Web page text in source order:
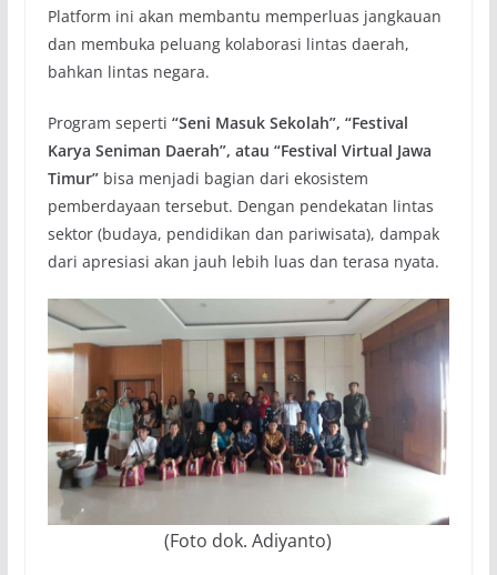
Platform ini akan membantu memperluas jangkauan
dan membuka peluang kolaborasi lintas daerah,
bahkan lintas negara.
Program seperti “Seni Masuk Sekolah”, “Festival
Karya Seniman Daerah”, atau “Festival Virtual Jawa
Timur”bisa menjadi bagian dari ekosistem
pemberdayaan tersebut. Dengan pendekatan lintas
sektor (budaya, pendidikan dan pariwisata), dampak
dari apresiasi akan jauh lebih luas dan terasa nyata.
(Foto dok. Adiyanto)